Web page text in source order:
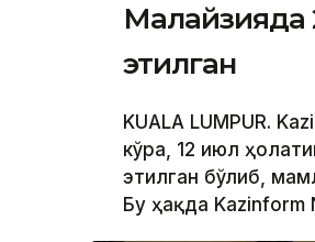
Малайзияда
этилган
KUALA LUMPUR.
кўра, 12 июл
этилган бўлиб,
Бу ҳақда Kazinform